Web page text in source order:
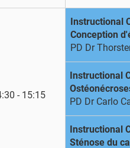
- 15:15
Instructional
Conception
PD Dr
Instructional
PD Dr Carlo
Instructional
Sténose du